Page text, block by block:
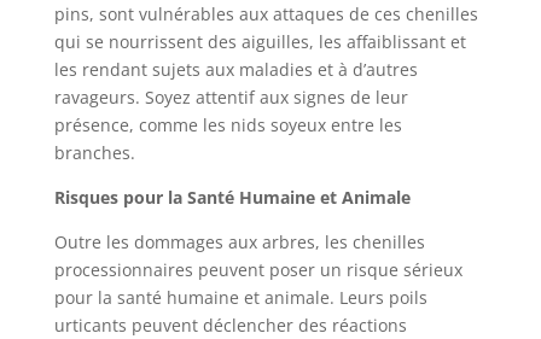
pins, sont vulnérables aux attaques de ces chenilles
qui se nourrissent des aiguilles, les affaiblissant et
les rendant sujets aux maladies et à d’autres
ravageurs. Soyez attentif aux signes de leur
présence, comme les nids soyeux entre les
branches.
Risques pour la Santé Humaine et Animale
Outre les dommages aux arbres, les chenilles
processionnaires peuvent poser un risque sérieux
pour la santé humaine et animale. Leurs poils
urticants peuvent déclencher des réactions